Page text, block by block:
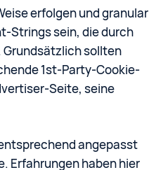
erfolgen und granular
Strings sein, die durch
sollten
1st-Party-Cookie-
Seite, seine
angepasst
Erfahrungen haben hier